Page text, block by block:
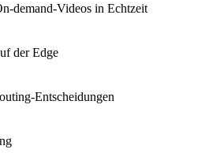
demand-Videos in Echtzeit
der Edge
Entscheidungen